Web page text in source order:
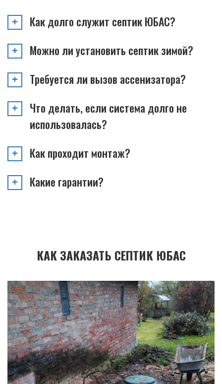
Как долго служит септик ЮБАС?
Можно ли установить септик зимой?
Требуется ли вызов ассенизатора?
Что делать, если система долго не
использовалась?
Как проходит монтаж?
Какие гарантии?
КАК ЗАКАЗАТЬ СЕПТИК ЮБАС